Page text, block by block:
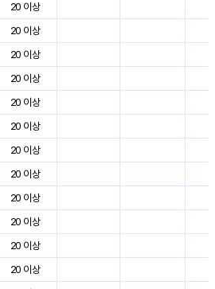
20 이상
20 이상
20 이상
20 이상
20 이상
20 이상
20 이상
20 이상
20 이상
20 이상
20 이상
20 이상